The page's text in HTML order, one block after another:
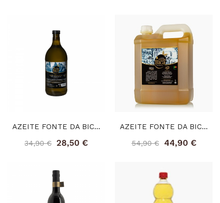
AZEITE FONTE DA BICA VIRGEM EXTRA (3L)
34,90 € 28,50 €
AZEITE FONTE DA BICA VIRGEM EXTRA (5L)
54,90 €
44,90 €